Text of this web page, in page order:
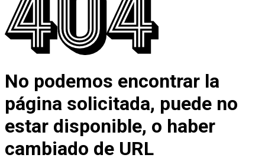
No podemos encontrar la
página solicitada, puede no
estar disponible, o haber
cambiado de URL